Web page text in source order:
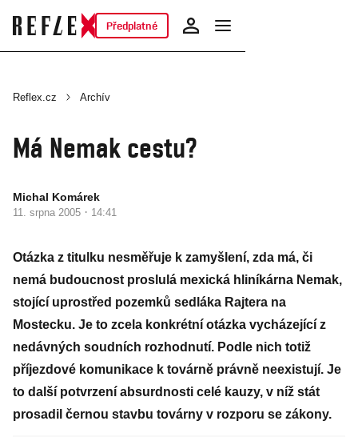
Předplatné
Reflex.cz Archív
Má Nemak cestu?
Michal Komárek
11. srpna 2005 · 14:41
Otázka z titulku nesměřuje k zamyšlení, zda má, či
nemá budoucnost proslulá mexická hliníkárna Nemak,
stojící uprostřed pozemků sedláka Rajtera na
Mostecku. Je to zcela konkrétní otázka vycházející z
nedávných soudních rozhodnutí. Podle nich totiž
příjezdové komunikace k továrně právně neexistují. Je
to další potvrzení absurdnosti celé kauzy, v níž stát
prosadil černou stavbu továrny v rozporu se zákony.